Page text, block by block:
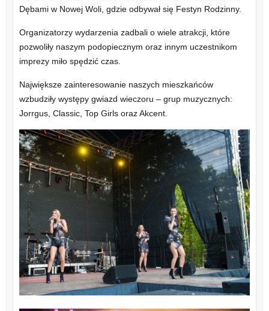
Dębami w Nowej Woli, gdzie odbywał się Festyn Rodzinny.
Organizatorzy wydarzenia zadbali o wiele atrakcji, które
pozwoliły naszym podopiecznym oraz innym uczestnikom
imprezy miło spędzić czas.
Największe zainteresowanie naszych mieszkańców
wzbudziły występy gwiazd wieczoru – grup muzycznych:
Jorrgus, Classic, Top Girls oraz Akcent.